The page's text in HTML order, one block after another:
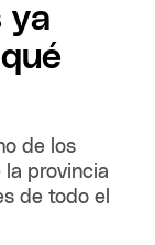
ya
de los
la provincia
de todo el